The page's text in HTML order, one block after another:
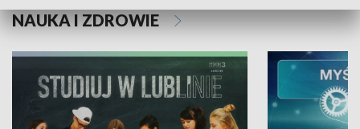
NAUKA I ZDROWIE